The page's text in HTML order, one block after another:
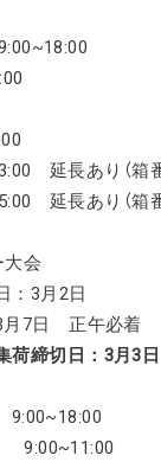
延長あり（箱番
長あり（箱番
会
：3月2日
月7日 正午必着
荷締切日：3月3